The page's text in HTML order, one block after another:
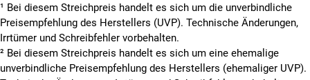
¹ Bei diesem Streichpreis handelt es sich um die unverbindliche
Preisempfehlung des Herstellers (UVP). Technische Änderungen,
Irrtümer und Schreibfehler vorbehalten.
² Bei diesem Streichpreis handelt es sich um eine ehemalige
unverbindliche Preisempfehlung des Herstellers (ehemaliger UVP).